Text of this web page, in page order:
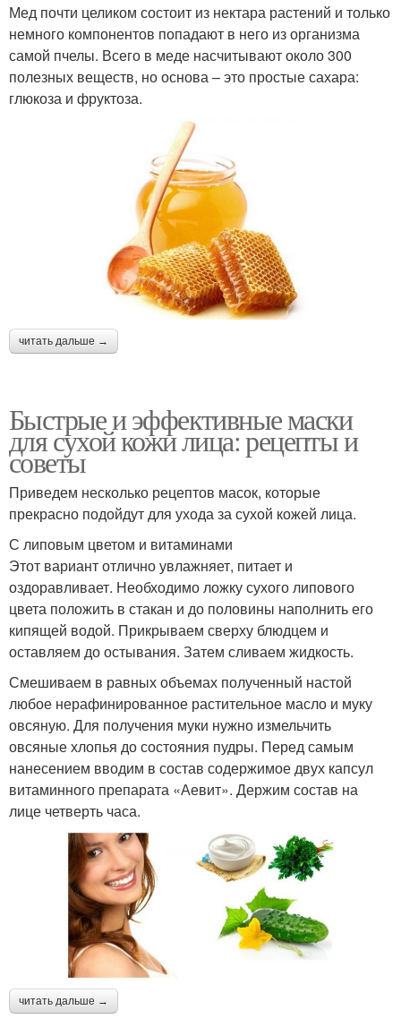
Мед почти целиком состоит из нектара растений и только
немного компонентов попадают в него из организма
самой пчелы. Всего в меде насчитывают около 300
полезных веществ, но основа – это простые сахара:
глюкоза и фруктоза.
читать дальше →
Быстрые и эффективные маски
для сухой кожи лица: рецепты и
советы
Приведем несколько рецептов масок, которые
прекрасно подойдут для ухода за сухой кожей лица.
С липовым цветом и витаминами
Этот вариант отлично увлажняет, питает и
оздоравливает. Необходимо ложку сухого липового
цвета положить в стакан и до половины наполнить его
кипящей водой. Прикрываем сверху блюдцем и
оставляем до остывания. Затем сливаем жидкость.
Смешиваем в равных объемах полученный настой
любое нерафинированное растительное масло и муку
овсяную. Для получения муки нужно измельчить
овсяные хлопья до состояния пудры. Перед самым
нанесением вводим в состав содержимое двух капсул
витаминного препарата «Аевит». Держим состав на
лице четверть часа.
читать дальше →